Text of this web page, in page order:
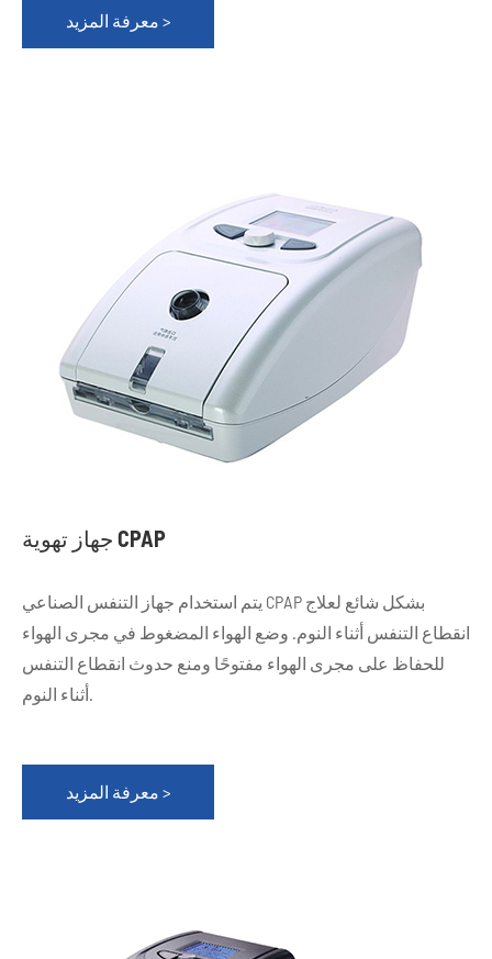
معرفة المزيد >
جهاز تهوية CPAP
يتم استخدام جهاز التنفس الصناعي CPAP بشكل شائع لعلاج
انقطاع التنفس أثناء النوم. وضع الهواء المضغوط في مجرى الهواء
للحفاظ على مجرى الهواء مفتوحًا ومنع حدوث انقطاع التنفس
أثناء النوم.
معرفة المزيد >